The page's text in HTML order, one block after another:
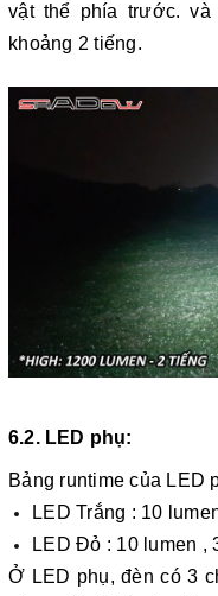
vật thể phía trước.
khoảng 2 tiếng.
6.2. LED phụ:
Bảng runtime của LED
LED Trắng : 10
LED Đỏ : 10 lumen ,
Ở LED phụ, đèn có 3